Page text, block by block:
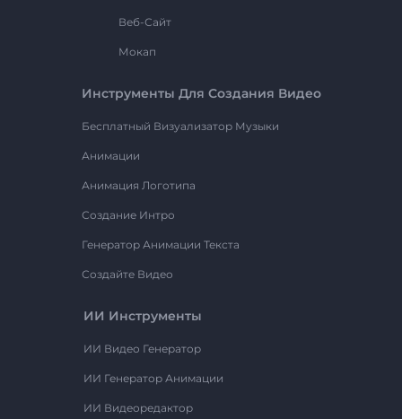
Веб-Сайт
Мокап
Инструменты Для Создания Видео
Бесплатный Визуализатор Музыки
Анимации
Анимация Логотипа
Создание Интро
Генератор Анимации Текста
Создайте Видео
ИИ Инструменты
ИИ Видео Генератор
ИИ Генератор Анимации
ИИ Видеоредактор